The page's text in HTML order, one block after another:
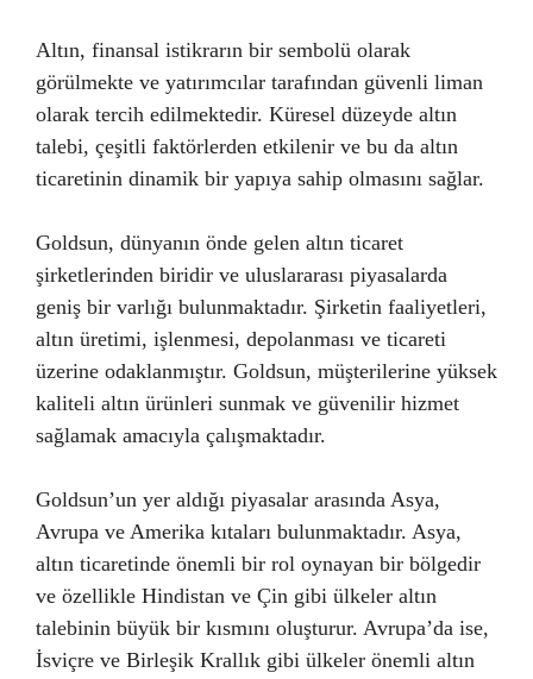
Altın, finansal istikrarın bir sembolü olarak
görülmekte ve yatırımcılar tarafından güvenli liman
olarak tercih edilmektedir. Küresel düzeyde altın
talebi, çeşitli faktörlerden etkilenir ve bu da altın
ticaretinin dinamik bir yapıya sahip olmasını sağlar.
Goldsun, dünyanın önde gelen altın ticaret
şirketlerinden biridir ve uluslararası piyasalarda
geniş bir varlığı bulunmaktadır. Şirketin faaliyetleri,
altın üretimi, işlenmesi, depolanması ve ticareti
üzerine odaklanmıştır. Goldsun, müşterilerine yüksek
kaliteli altın ürünleri sunmak ve güvenilir hizmet
sağlamak amacıyla çalışmaktadır.
Goldsun’un yer aldığı piyasalar arasında Asya,
Avrupa ve Amerika kıtaları bulunmaktadır. Asya,
altın ticaretinde önemli bir rol oynayan bir bölgedir
ve özellikle Hindistan ve Çin gibi ülkeler altın
talebinin büyük bir kısmını oluşturur. Avrupa’da ise,
İsviçre ve Birleşik Krallık gibi ülkeler önemli altın